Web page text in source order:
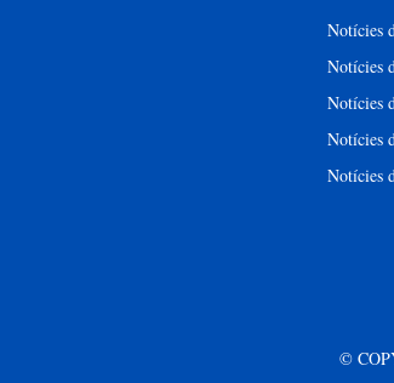
Notícies
Notícies
Notícies
Notícies
Notícies
©